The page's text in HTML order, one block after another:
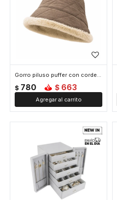
Gorro piluso puffer con corderito - Gris
$ 780 $ 663